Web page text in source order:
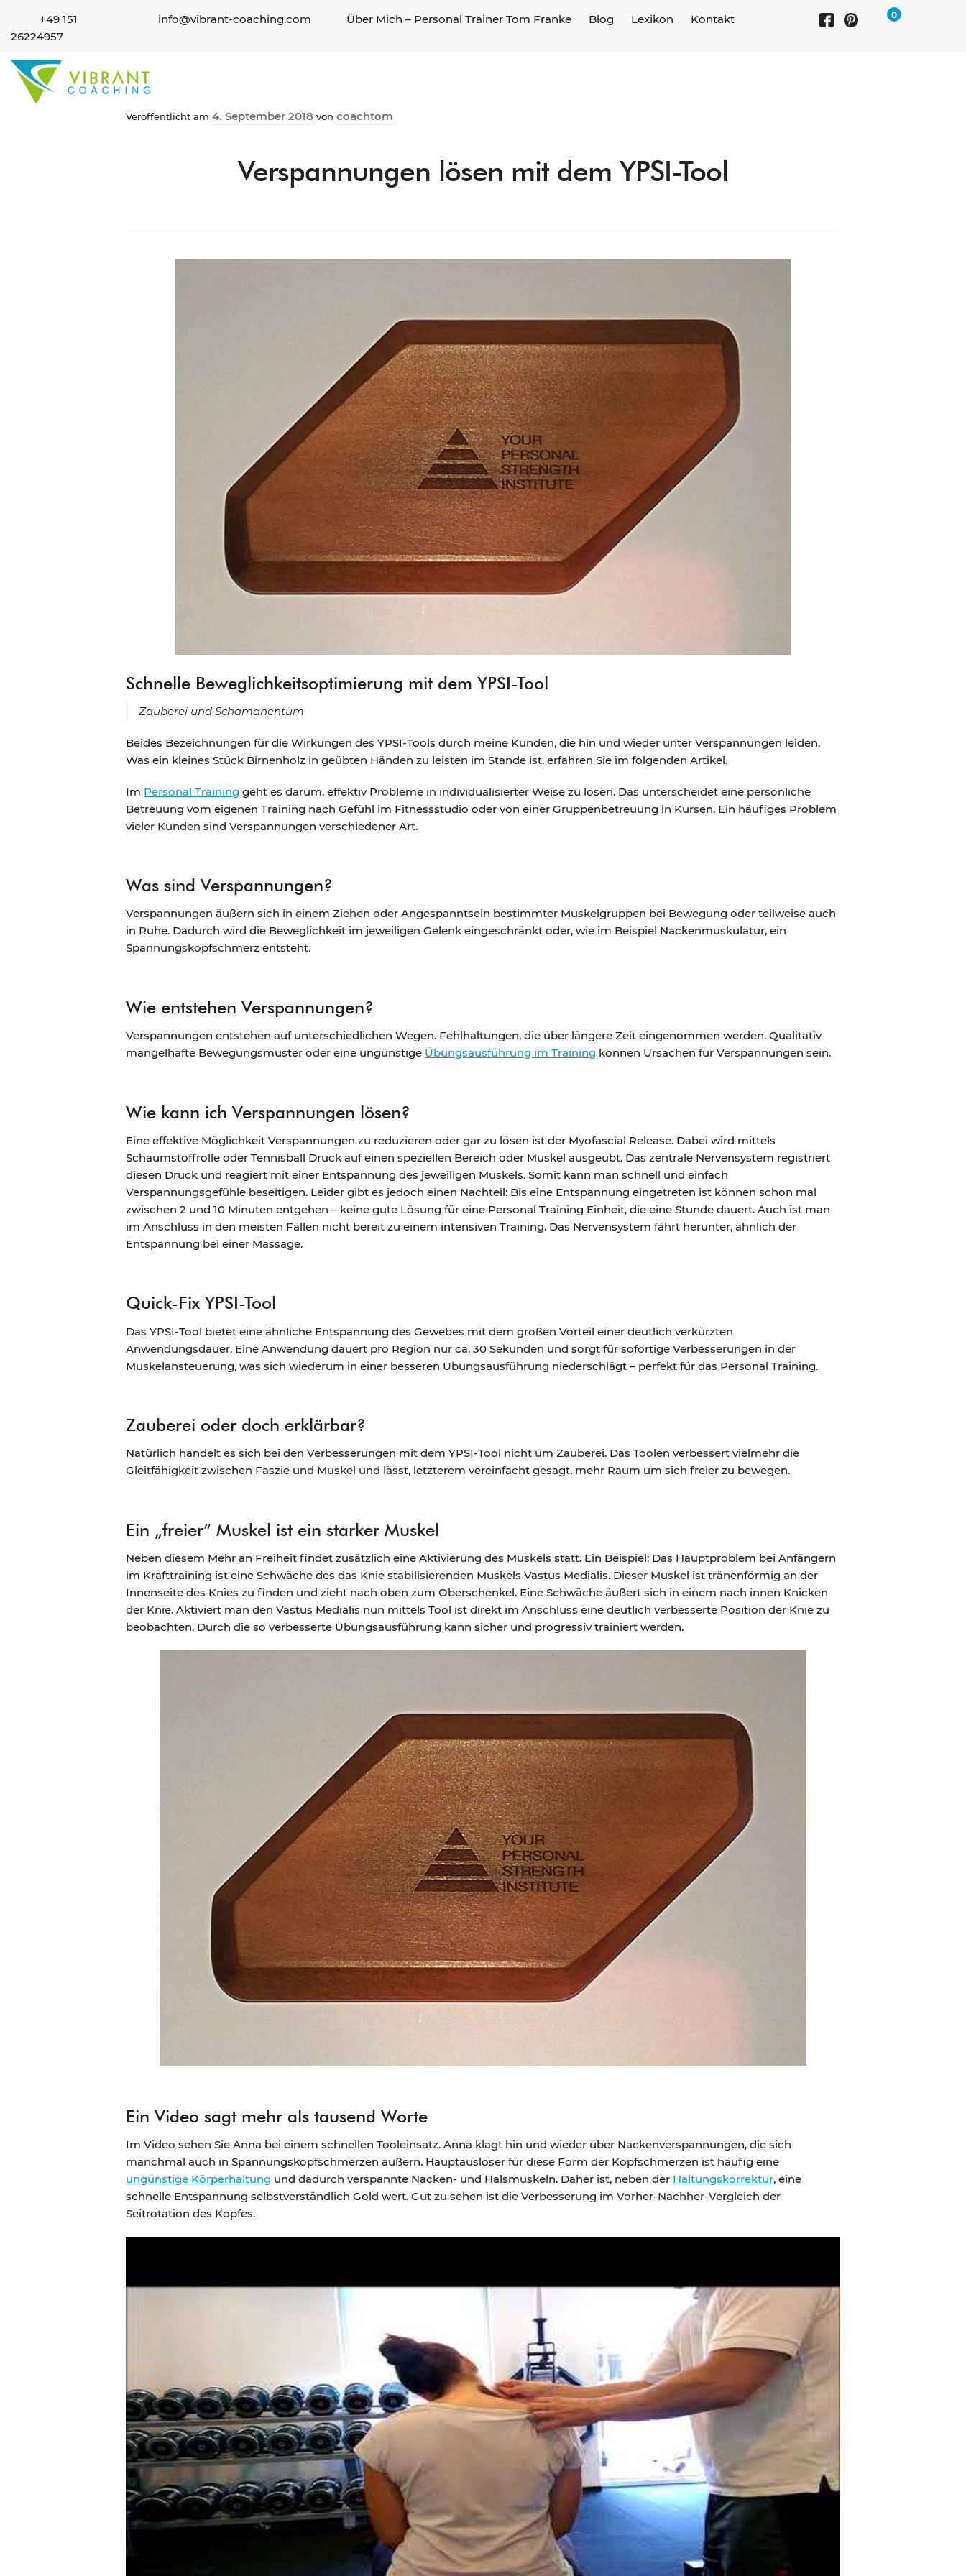
info@vibrant-coaching.com
+49 151
26224957
Über Mich – Personal Trainer Tom Franke Blog Lexikon Kontakt 0
Veröffentlicht am4. September 2018 voncoachtom
Verspannungen lösen mit dem YPSI-Tool
Schnelle Beweglichkeitsoptimierung mit dem YPSI-Tool
Zauberei und Schamanentum
Beides Bezeichnungen für die Wirkungen des YPSI-Tools durch meine Kunden, die hin und wieder unter Verspannungen leiden.
Was ein kleines Stück Birnenholz in geübten Händen zu leisten im Stande ist, erfahren Sie im folgenden Artikel.
Im Personal Training geht es darum, effektiv Probleme in individualisierter Weise zu lösen. Das unterscheidet eine persönliche
Betreuung vom eigenen Training nach Gefühl im Fitnessstudio oder von einer Gruppenbetreuung in Kursen. Ein häufiges Problem
vieler Kunden sind Verspannungen verschiedener Art.
Was sind Verspannungen?
Verspannungen äußern sich in einem Ziehen oder Angespanntsein bestimmter Muskelgruppen bei Bewegung oder teilweise auch
in Ruhe. Dadurch wird die Beweglichkeit im jeweiligen Gelenk eingeschränkt oder, wie im Beispiel Nackenmuskulatur, ein
Spannungskopfschmerz entsteht.
Wie entstehen Verspannungen?
Verspannungen entstehen auf unterschiedlichen Wegen. Fehlhaltungen, die über längere Zeit eingenommen werden. Qualitativ
mangelhafte Bewegungsmuster oder eine ungünstige Übungsausführung im Training können Ursachen für Verspannungen sein.
Wie kann ich Verspannungen lösen?
Eine effektive Möglichkeit Verspannungen zu reduzieren oder gar zu lösen ist der Myofascial Release. Dabei wird mittels
Schaumstoffrolle oder Tennisball Druck auf einen speziellen Bereich oder Muskel ausgeübt. Das zentrale Nervensystem registriert
diesen Druck und reagiert mit einer Entspannung des jeweiligen Muskels. Somit kann man schnell und einfach
Verspannungsgefühle beseitigen. Leider gibt es jedoch einen Nachteil: Bis eine Entspannung eingetreten ist können schon mal
zwischen 2 und 10 Minuten entgehen – keine gute Lösung für eine Personal Training Einheit, die eine Stunde dauert. Auch ist man
im Anschluss in den meisten Fällen nicht bereit zu einem intensiven Training. Das Nervensystem fährt herunter, ähnlich der
Entspannung bei einer Massage.
Quick-Fix YPSI-Tool
Das YPSI-Tool bietet eine ähnliche Entspannung des Gewebes mit dem großen Vorteil einer deutlich verkürzten
Anwendungsdauer. Eine Anwendung dauert pro Region nur ca. 30 Sekunden und sorgt für sofortige Verbesserungen in der
Muskelansteuerung, was sich wiederum in einer besseren Übungsausführung niederschlägt – perfekt für das Personal Training.
Zauberei oder doch erklärbar?
Natürlich handelt es sich bei den Verbesserungen mit dem YPSI-Tool nicht um Zauberei. Das Toolen verbessert vielmehr die
Gleitfähigkeit zwischen Faszie und Muskel und lässt, letzterem vereinfacht gesagt, mehr Raum um sich freier zu bewegen.
Ein „freier“ Muskel ist ein starker Muskel
Neben diesem Mehr an Freiheit findet zusätzlich eine Aktivierung des Muskels statt. Ein Beispiel: Das Hauptproblem bei Anfängern
im Krafttraining ist eine Schwäche des das Knie stabilisierenden Muskels Vastus Medialis. Dieser Muskel ist tränenförmig an der
Innenseite des Knies zu finden und zieht nach oben zum Oberschenkel. Eine Schwäche äußert sich in einem nach innen Knicken
der Knie. Aktiviert man den Vastus Medialis nun mittels Tool ist direkt im Anschluss eine deutlich verbesserte Position der Knie zu
beobachten. Durch die so verbesserte Übungsausführung kann sicher und progressiv trainiert werden.
Ein Video sagt mehr als tausend Worte
Im Video sehen Sie Anna bei einem schnellen Tooleinsatz. Anna klagt hin und wieder über Nackenverspannungen, die sich
manchmal auch in Spannungskopfschmerzen äußern. Hauptauslöser für diese Form der Kopfschmerzen ist häufig eine
ungünstige Körperhaltung und dadurch verspannte Nacken- und Halsmuskeln. Daher ist, neben der Haltungskorrektur, eine
schnelle Entspannung selbstverständlich Gold wert. Gut zu sehen ist die Verbesserung im Vorher-Nachher-Vergleich der
Seitrotation des Kopfes.